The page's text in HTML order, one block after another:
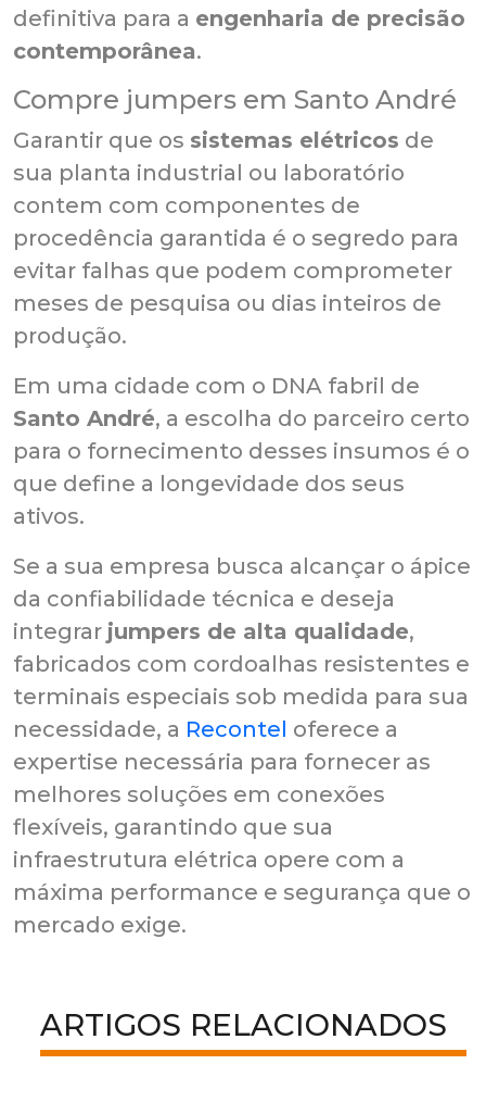
definitiva para a engenharia de precisão
contemporânea.
Compre jumpers em Santo André
Garantir que os sistemas elétricos de
sua planta industrial ou laboratório
contem com componentes de
procedência garantida é o segredo para
evitar falhas que podem comprometer
meses de pesquisa ou dias inteiros de
produção.
Em uma cidade com o DNA fabril de
Santo André, a escolha do parceiro certo
para o fornecimento desses insumos é o
que define a longevidade dos seus
ativos.
Se a sua empresa busca alcançar o ápice
da confiabilidade técnica e deseja
integrar jumpers de alta qualidade,
fabricados com cordoalhas resistentes e
terminais especiais sob medida para sua
necessidade, a Recontel oferece a
expertise necessária para fornecer as
melhores soluções em conexões
flexíveis, garantindo que sua
infraestrutura elétrica opere com a
máxima performance e segurança que o
mercado exige.
ARTIGOS RELACIONADOS